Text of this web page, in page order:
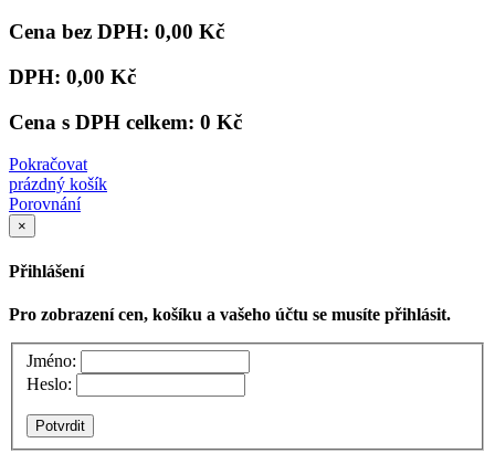
Cena bez DPH: 0,00 Kč
DPH: 0,00 Kč
Cena s DPH celkem: 0 Kč
Pokračovat
prázdný košík
Porovnání
×
Přihlášení
Pro zobrazení cen, košíku a vašeho účtu se musíte přihlásit.
Jméno:
Heslo: